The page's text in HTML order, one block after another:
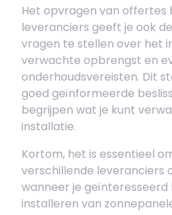
Het opvragen van offertes
leveranciers geeft je ook
vragen te stellen over het
verwachte opbrengst en
onderhoudsvereisten. Dit
goed geïnformeerde
begrijpen wat je kunt
installatie.
Kortom, het is essentieel
verschillende leveranciers
wanneer je geïnteresseerd
installeren van